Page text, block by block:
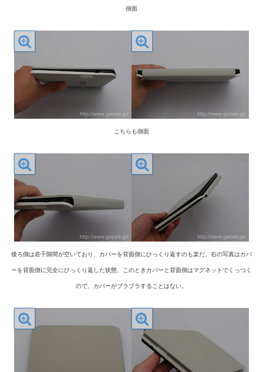
側面
こちらも側面
後ろ側は若干隙間が空いており、カバーを背面側にひっくり返すのも楽だ。右の写真はカバ
ーを背面側に完全にひっくり返した状態。このときカバーと背面側はマグネットでくっつく
ので、カバーがブラブラすることはない。